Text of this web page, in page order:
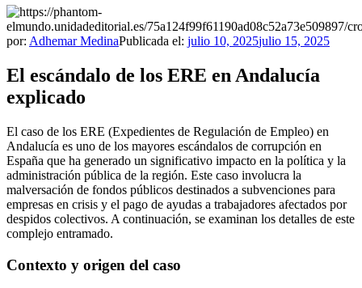
por: Adhemar MedinaPublicada el: julio 10, 2025julio 15, 2025
El escándalo de los ERE en Andalucía
explicado
El caso de los ERE (Expedientes de Regulación de Empleo) en
Andalucía es uno de los mayores escándalos de corrupción en
España que ha generado un significativo impacto en la política y la
administración pública de la región. Este caso involucra la
malversación de fondos públicos destinados a subvenciones para
empresas en crisis y el pago de ayudas a trabajadores afectados por
despidos colectivos. A continuación, se examinan los detalles de este
complejo entramado.
Contexto y origen del caso